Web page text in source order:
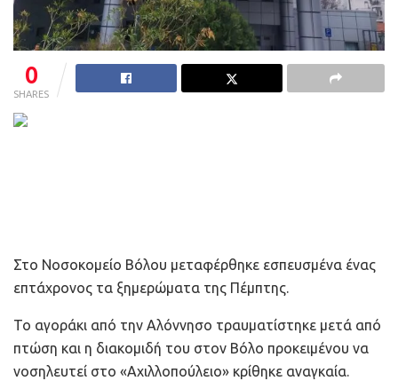
0
SHARES
Στο Νοσοκομείο Βόλου μεταφέρθηκε εσπευσμένα ένας
επτάχρονος τα ξημερώματα της Πέμπτης.
Το αγοράκι από την Αλόννησο τραυματίστηκε μετά από
πτώση και η διακομιδή του στον Βόλο προκειμένου να
νοσηλευτεί στο «Αχιλλοπούλειο» κρίθηκε αναγκαία.